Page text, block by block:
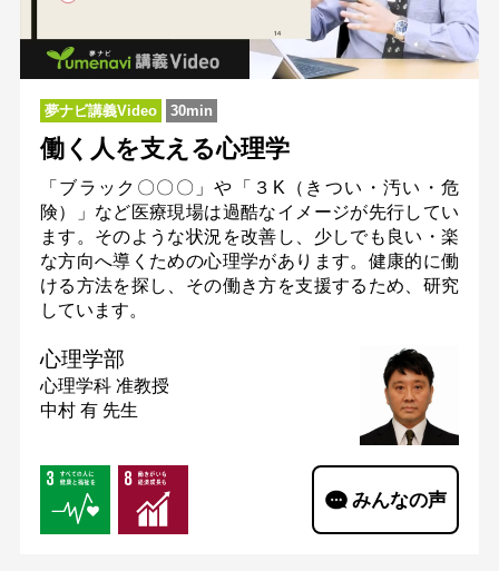
夢ナビ講義Video 30min
働く人を支える心理学
「ブラック〇〇〇」や「３K（きつい・汚い・危
険）」など医療現場は過酷なイメージが先行してい
ます。そのような状況を改善し、少しでも良い・楽
な方向へ導くための心理学があります。健康的に働
ける方法を探し、その働き方を支援するため、研究
しています。
心理学部
心理学科 准教授
中村 有 先生
みんなの声